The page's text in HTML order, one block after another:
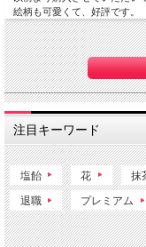
絵柄も可愛くて、好評です。
注目キーワード
塩飴 花 抹
退職 プレミアム